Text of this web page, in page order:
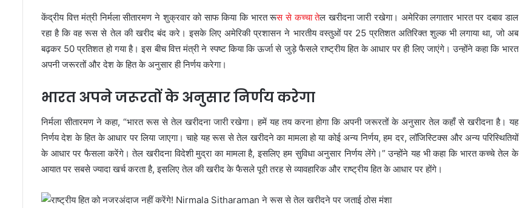
केंद्रीय वित्त मंत्री निर्मला सीतारमण ने शुक्रवार को साफ किया कि भारत रूस से कच्चा तेल खरीदना जारी रखेगा। अमेरिका लगातार भारत पर दबाव डाल
रहा है कि वह रूस से तेल की खरीद बंद करे। इसके लिए अमेरिकी प्रशासन ने भारतीय वस्तुओं पर 25 प्रतिशत अतिरिक्त शुल्क भी लगाया था, जो अब
बढ़कर 50 प्रतिशत हो गया है। इस बीच वित्त मंत्री ने स्पष्ट किया कि ऊर्जा से जुड़े फैसले राष्ट्रीय हित के आधार पर ही लिए जाएंगे। उन्होंने कहा कि भारत
अपनी जरूरतों और देश के हित के अनुसार ही निर्णय करेगा।
भारत अपने जरूरतों के अनुसार निर्णय करेगा
निर्मला सीतारमण ने कहा, “भारत रूस से तेल खरीदना जारी रखेगा। हमें यह तय करना होगा कि अपनी जरूरतों के अनुसार तेल कहाँ से खरीदना है। यह
निर्णय देश के हित के आधार पर लिया जाएगा। चाहे यह रूस से तेल खरीदने का मामला हो या कोई अन्य निर्णय, हम दर, लॉजिस्टिक्स और अन्य परिस्थितियों
के आधार पर फैसला करेंगे। तेल खरीदना विदेशी मुद्रा का मामला है, इसलिए हम सुविधा अनुसार निर्णय लेंगे।” उन्होंने यह भी कहा कि भारत कच्चे तेल के
आयात पर सबसे ज्यादा खर्च करता है, इसलिए तेल की खरीद के फैसले पूरी तरह से व्यावहारिक और राष्ट्रीय हित के आधार पर होंगे।